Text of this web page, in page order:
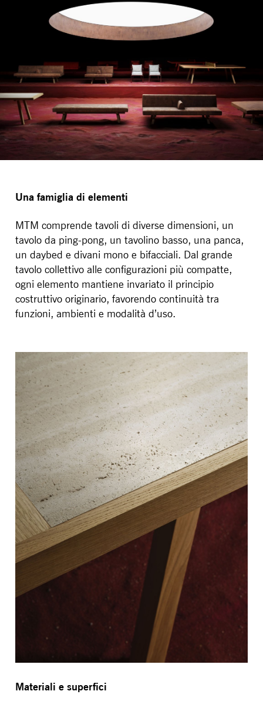
Una famiglia di elementi
MTM comprende tavoli di diverse dimensioni, un
tavolo da ping-pong, un tavolino basso, una panca,
un daybed e divani mono e bifacciali. Dal grande
tavolo collettivo alle configurazioni più compatte,
ogni elemento mantiene invariato il principio
costruttivo originario, favorendo continuità tra
funzioni, ambienti e modalità d’uso.
Materiali e superfici